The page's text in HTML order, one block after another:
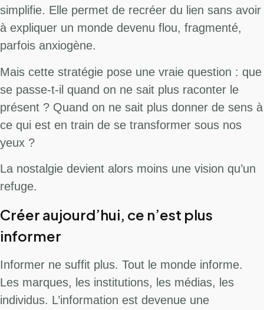
simplifie. Elle permet de recréer du lien sans avoir
à expliquer un monde devenu flou, fragmenté,
parfois anxiogène.
Mais cette stratégie pose une vraie question : que
se passe-t-il quand on ne sait plus raconter le
présent ? Quand on ne sait plus donner de sens à
ce qui est en train de se transformer sous nos
yeux ?
La nostalgie devient alors moins une vision qu’un
refuge.
Créer aujourd’hui, ce n’est plus
informer
Informer ne suffit plus. Tout le monde informe.
Les marques, les institutions, les médias, les
individus. L’information est devenue une